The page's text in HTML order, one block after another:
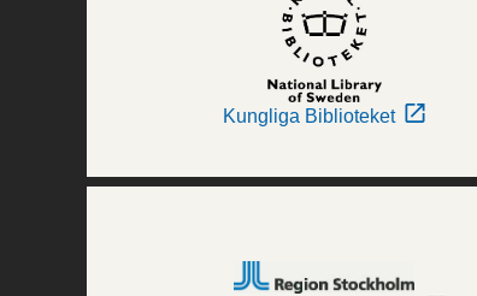
Kungliga Biblioteket